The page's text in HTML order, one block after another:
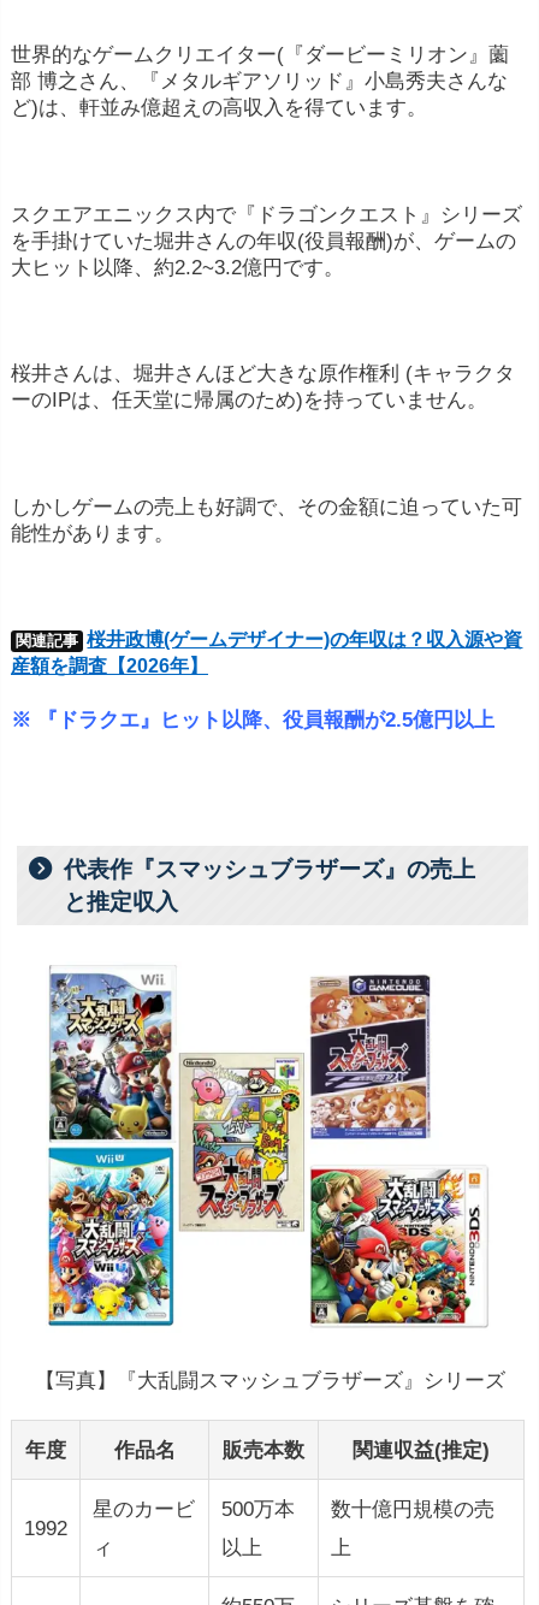
世界的なゲームクリエイター(『ダービーミリオン』薗
部 博之さん、『メタルギアソリッド』小島秀夫さんな
ど)は、軒並み億超えの高収入を得ています。
スクエアエニックス内で『ドラゴンクエスト』シリーズ
を手掛けていた堀井さんの年収(役員報酬)が、ゲームの
大ヒット以降、約2.2~3.2億円です。
桜井さんは、堀井さんほど大きな原作権利 (キャラクタ
ーのIPは、任天堂に帰属のため)を持っていません。
しかしゲームの売上も好調で、その金額に迫っていた可
能性があります。
関連記事 桜井政博(ゲームデザイナー)の年収は？収入源や資
産額を調査【2026年】
※ 『ドラクエ』ヒット以降、役員報酬が2.5億円以上
代表作『スマッシュブラザーズ』の売上
と推定収入
【写真】『大乱闘スマッシュブラザーズ』シリーズ
年度 作品名 販売本数 関連収益(推定)
1992
星のカービ
ィ
500万本
以上
数十億円規模の売
上